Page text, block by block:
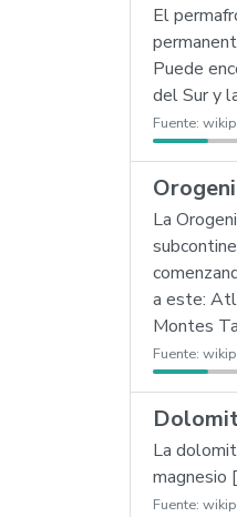
El
Puede
del Sur y
Fuente:
La
a este:
Montes
Fuente:
La
magnesio
Fuente: